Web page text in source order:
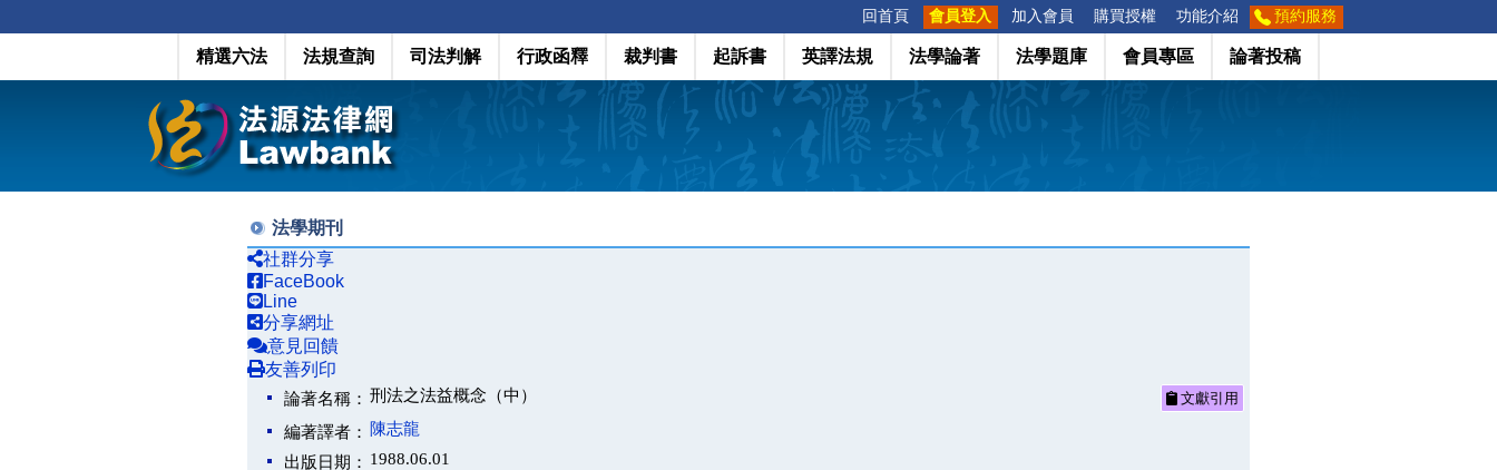
回首頁 會員登入 加入會員 購買授權 功能介紹 預約服務
精選六法 法規查詢 司法判解 行政函釋 裁判書 起訴書 英譯法規 法學論著 法學題庫 會員專區 論著投稿
法學期刊
社群分享
FaceBook
Line
分享網址
意見回饋
友善列印
論著名稱： 刑法之法益概念（中） 文獻引用
編著譯者：
陳志龍
出版日期： 1988.06.01